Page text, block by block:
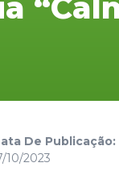
De Publicação:
10/2023